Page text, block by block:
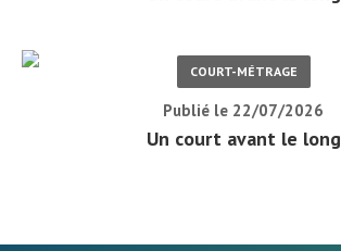
COURT-MÉTRAGE
Publié le 22/07/2026
Un court avant le long